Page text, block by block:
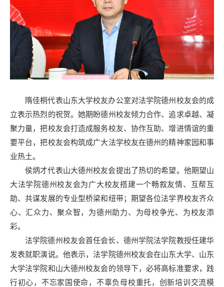
隋佳桐代表山东大学校友办公室对法学院德州校友会的成
立表示热烈的祝贺。她期盼德州校友倾力合作、追求卓越、凝
聚力量，把校友会打造成服务校友、协作互助、增进情谊的重
要平台，把校友会构筑成广大法学校友在德州的精神家园和事
业热土。
侯炳才代表山大德州校友会提出了热切的希望。他期望山
大法学院德州校友会为广大校友搭建一个畅叙友情、互帮互
助、共谋发展的专业型桥梁和纽带；期望各位法学界校友齐众
心、汇众力、聚众智，为德州助力、为母校争光、为校友添
彩。
法学院德州校友会首任会长、德州学院法学院教授任建华
发表就职演说。他表示，法学院德州校友会在山东大学、山东
大学法学院和山大德州校友会的领导下，必将高标准要求，践
行初心，不忘家国使命，不辜负母校重托，创新培训交流模